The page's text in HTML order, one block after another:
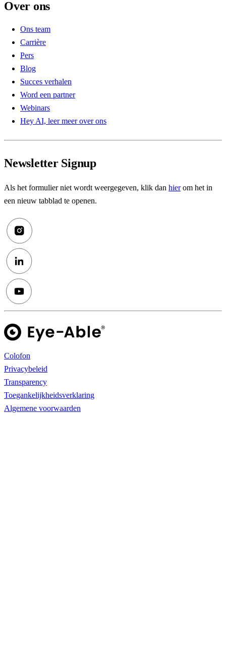
Over ons
Ons team
Carrière
Pers
Blog
Succes verhalen
Word een partner
Webinars
Hey AI, leer meer over ons
Newsletter Signup
Als het formulier niet wordt weergegeven, klik dan hierom het in
een nieuw tabblad te openen.
Colofon
Privacybeleid
Transparency
Toegankelijkheidsverklaring
Algemene voorwaarden